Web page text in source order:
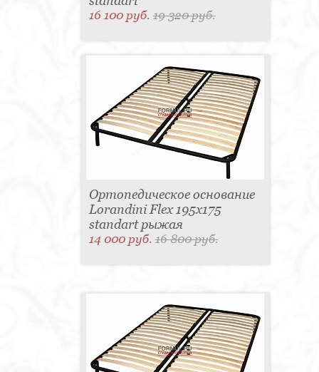
16 100 руб.19 320 руб.
Ортопедическое основание
Lorandini Flex 195x175
standart рыжая
14 000 руб.16 800 руб.